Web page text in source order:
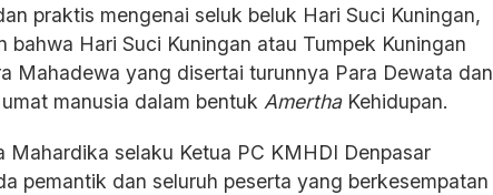
praktis mengenai seluk beluk Hari Suci Kuningan,
Hari Suci Kuningan atau Tumpek Kuningan
Mahadewa yang disertai turunnya Para Dewata dan
manusia dalam bentuk AmerthaKehidupan.
Mahardika selaku Ketua PC KMHDI Denpasar
pemantik dan seluruh peserta yang berkesempatan